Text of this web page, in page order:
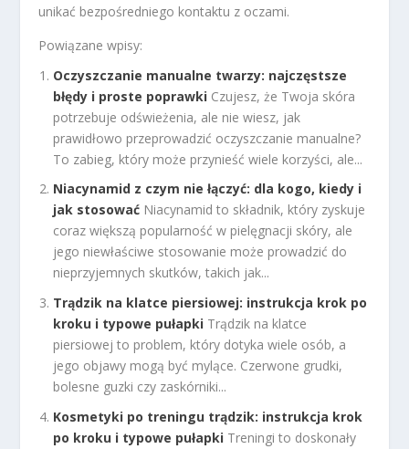
unikać bezpośredniego kontaktu z oczami.
Powiązane wpisy:
Oczyszczanie manualne twarzy: najczęstsze
błędy i proste poprawki Czujesz, że Twoja skóra
potrzebuje odświeżenia, ale nie wiesz, jak
prawidłowo przeprowadzić oczyszczanie manualne?
To zabieg, który może przynieść wiele korzyści, ale...
Niacynamid z czym nie łączyć: dla kogo, kiedy i
jak stosować Niacynamid to składnik, który zyskuje
coraz większą popularność w pielęgnacji skóry, ale
jego niewłaściwe stosowanie może prowadzić do
nieprzyjemnych skutków, takich jak...
Trądzik na klatce piersiowej: instrukcja krok po
kroku i typowe pułapki Trądzik na klatce
piersiowej to problem, który dotyka wiele osób, a
jego objawy mogą być mylące. Czerwone grudki,
bolesne guzki czy zaskórniki...
Kosmetyki po treningu trądzik: instrukcja krok
po kroku i typowe pułapki Treningi to doskonały